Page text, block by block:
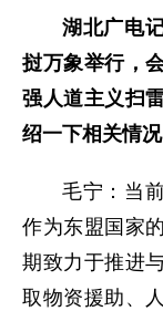
湖北广电
挝万象举行，
强人道主义扫
绍一下相关情况
毛宁：当
作为东盟国家
期致力于推进
取物资援助、